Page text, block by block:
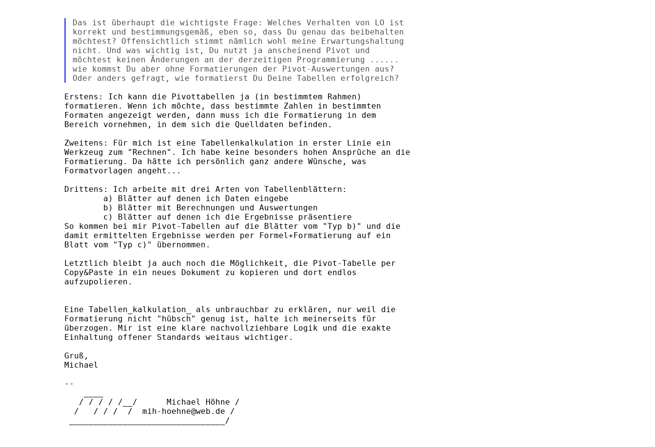
Das ist überhaupt die wichtigste Frage: Welches Verhalten von LO ist
korrekt und bestimmungsgemäß, eben so, dass Du genau das beibehalten
möchtest? Offensichtlich stimmt nämlich wohl meine Erwartungshaltung
nicht. Und was wichtig ist, Du nutzt ja anscheinend Pivot und
möchtest keinen Änderungen an der derzeitigen Programmierung ......
wie kommst Du aber ohne Formatierungen der Pivot-Auswertungen aus?
Erstens: Ich kann die Pivottabellen ja (in bestimmtem Rahmen)
formatieren. Wenn ich möchte, dass bestimmte Zahlen in bestimmten
Formaten angezeigt werden, dann muss ich die Formatierung in dem
Bereich vornehmen, in dem sich die Quelldaten befinden.
Zweitens: Für mich ist eine Tabellenkalkulation in erster Linie ein
Werkzeug zum "Rechnen". Ich habe keine besonders hohen Ansprüche an die
Formatierung. Da hätte ich persönlich ganz andere Wünsche, was
Formatvorlagen angeht...
Drittens: Ich arbeite mit drei Arten von Tabellenblättern:
        a) Blätter auf denen ich Daten eingebe
        b) Blätter mit Berechnungen und Auswertungen
        c) Blätter auf denen ich die Ergebnisse präsentiere
So kommen bei mir Pivot-Tabellen auf die Blätter vom "Typ b)" und die
damit ermittelten Ergebnisse werden per Formel+Formatierung auf ein
Blatt vom "Typ c)" übernommen.
Letztlich bleibt ja auch noch die Möglichkeit, die Pivot-Tabelle per
Copy&Paste in ein neues Dokument zu kopieren und dort endlos
aufzupolieren.
Eine Tabellen_kalkulation_ als unbrauchbar zu erklären, nur weil die
Formatierung nicht "hübsch" genug ist, halte ich meinerseits für
überzogen. Mir ist eine klare nachvollziehbare Logik und die exakte
Einhaltung offener Standards weitaus wichtiger.
Gruß,
Michael
--
   / / / / /__/      Michael Höhne /
  /   / / /  /  mih-hoehne@web.de /
________________________________/